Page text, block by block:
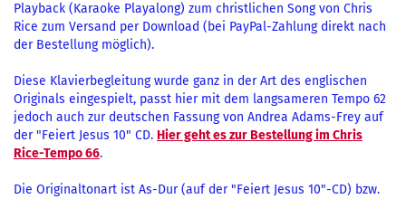
Playback (Karaoke Playalong) zum christlichen Song von Chris
Rice zum Versand per Download (bei PayPal-Zahlung direkt nach
der Bestellung möglich).
Diese Klavierbegleitung wurde ganz in der Art des englischen
Originals eingespielt, passt hier mit dem langsameren Tempo 62
jedoch auch zur deutschen Fassung von Andrea Adams-Frey auf
der "Feiert Jesus 10" CD. Hier geht es zur Bestellung im Chris
Rice-Tempo 66.
Die Originaltonart ist As-Dur (auf der "Feiert Jesus 10"-CD) bzw.